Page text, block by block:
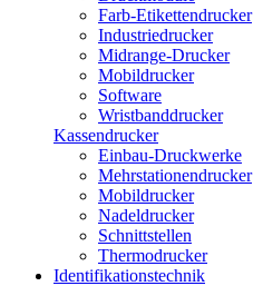
Farb-Etikettendrucker
Industriedrucker
Midrange-Drucker
Mobildrucker
Software
Wristbanddrucker
Kassendrucker
Einbau-Druckwerke
Mehrstationendrucker
Mobildrucker
Nadeldrucker
Schnittstellen
Thermodrucker
Identifikationstechnik